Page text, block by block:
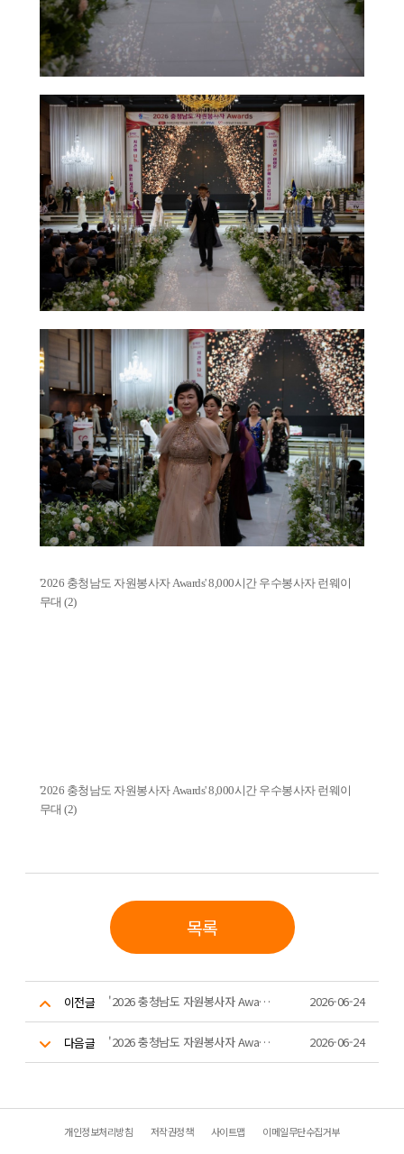
'2026 충청남도 자원봉사자 Awards' 8,000시간 우수봉사자 런웨이
무대 (2)
'2026 충청남도 자원봉사자 Awards' 8,000시간 우수봉사자 런웨이
무대 (2)
목록
이전글 '2026 충청남도 자원봉사자 Awards' 10,000시간 우수봉사자 인증패 수여 2026-06-24
다음글 '2026 충청남도 자원봉사자 Awards' 8,000시간 우수봉사자 런웨이 무대 (1) 2026-06-24
개인정보처리방침 저작권정책 사이트맵 이메일무단수집거부